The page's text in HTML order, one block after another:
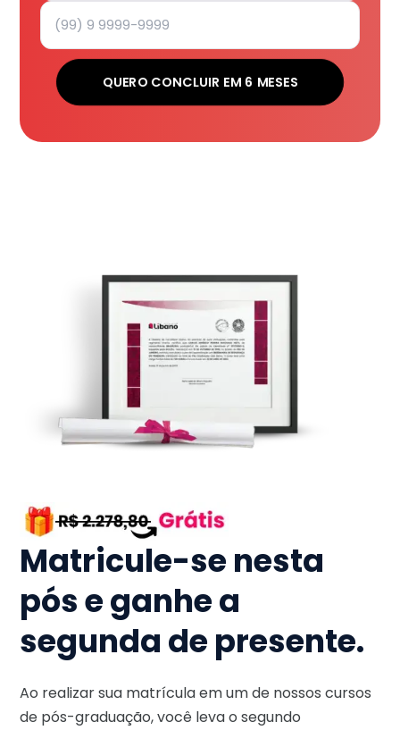
QUERO CONCLUIR EM 6 MESES
Matricule-se nesta
pós e ganhe a
segunda de presente.
Ao realizar sua matrícula em um de nossos cursos
de pós-graduação, você leva o segundo